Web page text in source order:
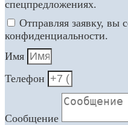
спецпредложениях.
Отправляя заявку, вы
конфиденциальности.
Имя
Телефон
Сообщение